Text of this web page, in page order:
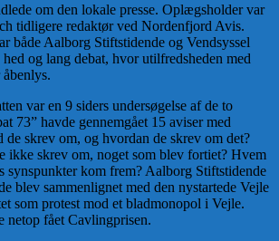
om den lokale presse. Oplægsholder var
tidligere redaktør ved Nordenfjord Avis.
både Aalborg Stiftstidende og Vendsyssel
og lang debat, hvor utilfredsheden med
var en 9 siders undersøgelse af de to
73” havde gennemgået 15 aviser med
de skrev om, og hvordan de skrev om det?
ikke skrev om, noget som blev fortiet? Hvem
synspunkter kom frem? Aalborg Stiftstidende
blev sammenlignet med den nystartede Vejle
som protest mod et bladmonopol i Vejle.
netop fået Cavlingprisen.